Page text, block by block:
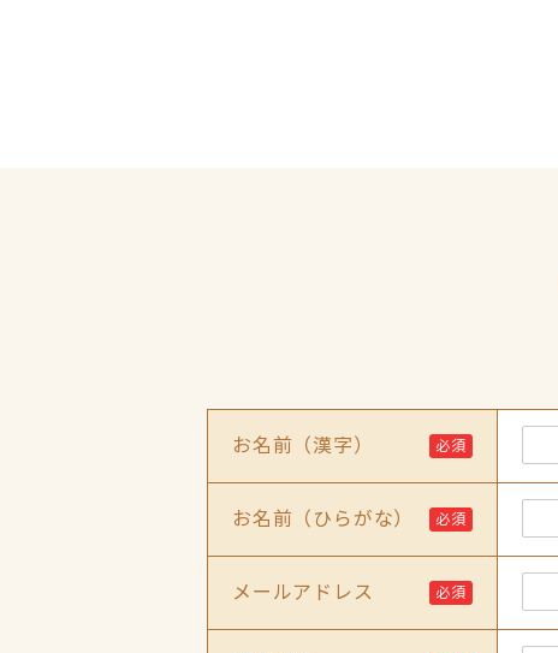
お名前（漢字） 必須
お名前（ひらがな） 必須
メールアドレス 必須